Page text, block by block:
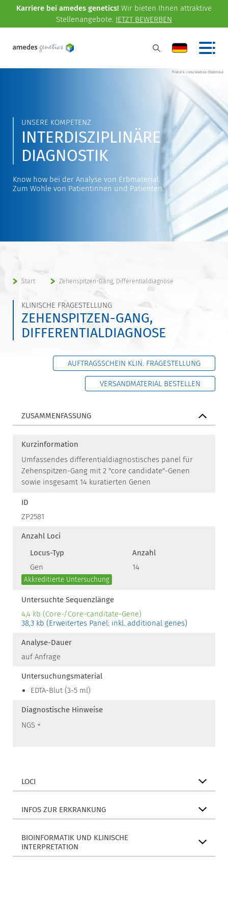
Karriere bei amedes genetics! Wir bieten Ihnen attraktive
Stellenangebote. JETZT BEWERBEN
©istock.com/Andrea Obzerova
UNSERE KOMPETENZ
INTERDISZIPLINÄRE
DIAGNOSTIK
Know how bei der Analyse von Erbmaterial.
Zum Wohle von Patientinnen und Patienten.
Start Zehenspitzen-Gang, Differentialdiagnose
KLINISCHE FRAGESTELLUNG
ZEHENSPITZEN-GANG,
DIFFERENTIALDIAGNOSE
AUFTRAGSSCHEIN KLIN. FRAGESTELLUNG
VERSANDMATERIAL BESTELLEN
ZUSAMMENFASSUNG
Kurzinformation
Umfassendes differentialdiagnostisches panel für
Zehenspitzen-Gang mit 2 "core candidate"-Genen
sowie insgesamt 14 kuratierten Genen
ID
ZP2581
Anzahl Loci
Locus-Typ
Anzahl
Gen
14
Akkreditierte Untersuchung
Untersuchte Sequenzlänge
4,4 kb (Core-/Core-canditate-Gene)
38,3 kb (Erweitertes Panel: inkl. additional genes)
Analyse-Dauer
auf Anfrage
Untersuchungsmaterial
EDTA-Blut (3-5 ml)
Diagnostische Hinweise
NGS +
LOCI
INFOS ZUR ERKRANKUNG
BIOINFORMATIK UND KLINISCHE
INTERPRETATION